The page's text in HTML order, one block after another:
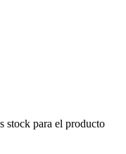
stock para el producto